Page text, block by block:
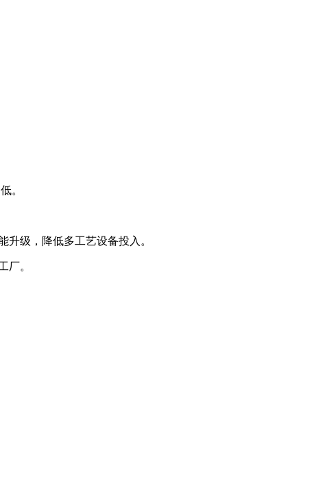
。
级，降低多工艺设备投入。
厂。